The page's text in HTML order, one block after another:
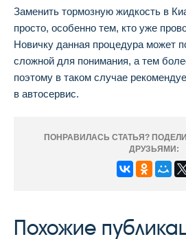
Заменить тормозную жидкость в
просто, особенно тем, кто уже
Новичку данная процедура может
сложной для понимания, а тем
поэтому в таком случае
в автосервис.
ПОНРАВИЛАСЬ СТАТЬЯ?
ДРУЗЬЯМИ:
Похожие